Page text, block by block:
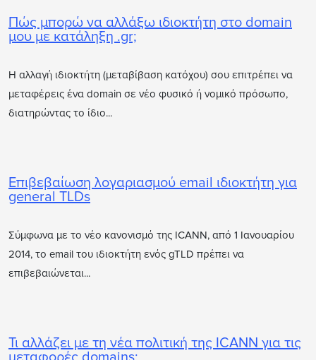
Πώς μπορώ να αλλάξω ιδιοκτήτη στο domain
μου με κατάληξη .gr;
Η αλλαγή ιδιοκτήτη (μεταβίβαση κατόχου) σου επιτρέπει να
μεταφέρεις ένα domain σε νέο φυσικό ή νομικό πρόσωπο,
διατηρώντας το ίδιο...
Επιβεβαίωση λογαριασμού email ιδιοκτήτη για
general TLDs
Σύμφωνα με το νέο κανονισμό της ICANN, από 1 Ιανουαρίου
2014, το email του ιδιοκτήτη ενός gTLD πρέπει να
επιβεβαιώνεται...
Τι αλλάζει με τη νέα πολιτική της ICANN για τις